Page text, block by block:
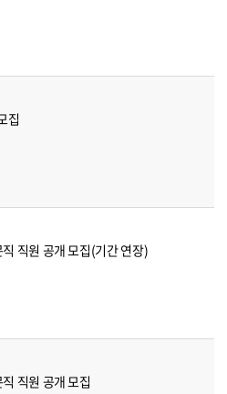
집
직원 공개 모집(기간 연장)
직원 공개 모집